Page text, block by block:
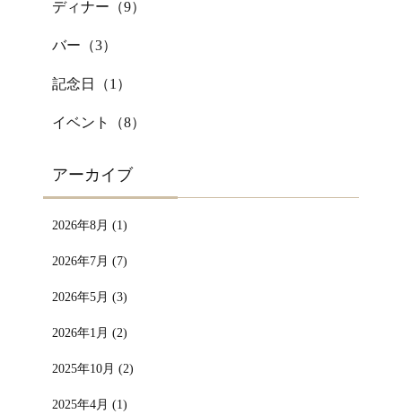
ディナー（9）
バー（3）
記念日（1 ）
イベント（8）
アーカイブ
2026年8月 (1)
2026年7月 (7)
2026年5月 (3)
2026年1月 (2)
2025年10月 (2)
2025年4月 (1)